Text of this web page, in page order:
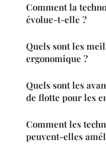
Comment la
évolue-t-elle ?
Quels sont les
ergonomique ?
Quels sont les
de flotte pour les
Comment les
peuvent-elles